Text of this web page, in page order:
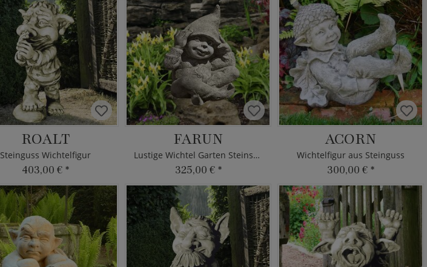
ROALT
Steinguss Wichtelfigur
403,00 € *
FARUN
Lustige Wichtel Garten Steinskulptur
325,00 € *
ACORN
Wichtelfigur aus Steinguss
300,00 € *